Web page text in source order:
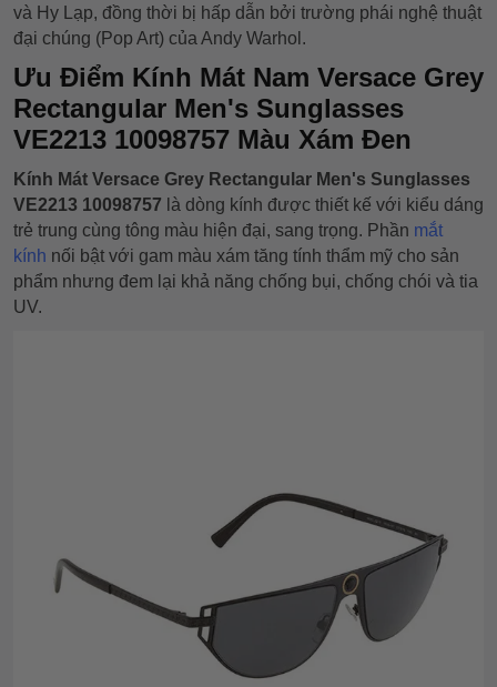
và Hy Lạp, đồng thời bị hấp dẫn bởi trường phái nghệ thuật
đại chúng (Pop Art) của Andy Warhol.
Ưu Điểm Kính Mát Nam Versace Grey
Rectangular Men's Sunglasses
VE2213 10098757 Màu Xám Đen
Kính Mát Versace Grey Rectangular Men's Sunglasses
VE2213 10098757 là dòng kính được thiết kế với kiểu dáng
trẻ trung cùng tông màu hiện đại, sang trọng. Phần mắt
kính nối bật với gam màu xám tăng tính thẩm mỹ cho sản
phẩm nhưng đem lại khả năng chống bụi, chống chói và tia
UV.